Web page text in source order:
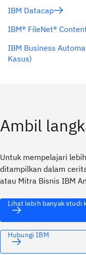
IBM Datacap
IBM® FileNet®
IBM Business
Kasus)
Ambil
Untuk mempelajari
ditampilkan dalam
atau Mitra Bisnis IBM
Lihat lebih banyak studi
Hubungi IBM